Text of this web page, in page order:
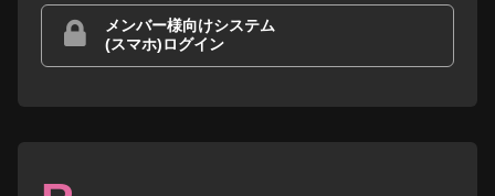
メンバー様向けシステム
(スマホ)ログイン